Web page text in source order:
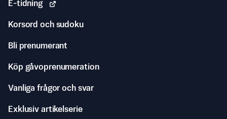
E-tidning
Korsord och sudoku
Bli prenumerant
Köp gåvoprenumeration
Vanliga frågor och svar
Exklusiv artikelserie